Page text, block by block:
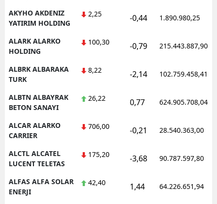
Tokat
Trabzon
Uşak
Zonguldak
AKYHO AKDENIZ
YATIRIM HOLDING
2,25 -0,44 1.890.980,25
ALARK ALARKO
HOLDING
100,30 -0,79 215.443.887,90
ALBRK ALBARAKA
TURK
8,22 -2,14 102.759.458,41
ALBTN ALBAYRAK
BETON SANAYI
26,22 0,77 624.905.708,04
ALCAR ALARKO
CARRIER
706,00 -0,21 28.540.363,00
ALCTL ALCATEL
LUCENT TELETAS
175,20 -3,68 90.787.597,80
ALFAS ALFA SOLAR
ENERJI
42,40 1,44 64.226.651,94